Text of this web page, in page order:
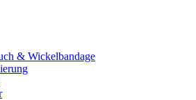
& Wickelbandage